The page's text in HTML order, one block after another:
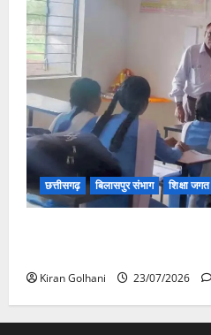
छत्तीसगढ़ बिलासपुर संभाग शिक्षा जगत
Kiran Golhani 23/07/2026